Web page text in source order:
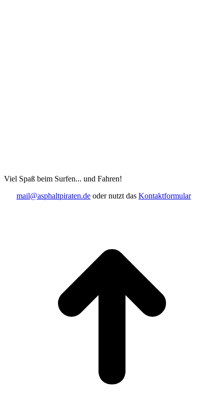
Viel Spaß beim Surfen... und Fahren!
mail@asphaltpiraten.de oder nutzt das Kontaktformular